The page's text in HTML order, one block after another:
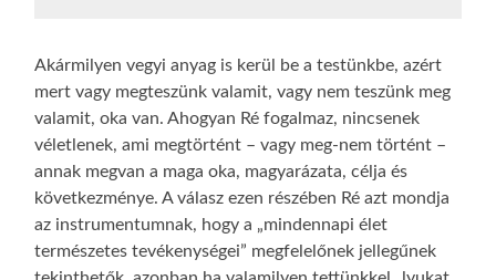
Akármilyen vegyi anyag is kerül be a testünkbe, azért
mert vagy megteszünk valamit, vagy nem teszünk meg
valamit, oka van. Ahogyan Ré fogalmaz, nincsenek
véletlenek, ami megtörtént – vagy meg-nem történt –
annak megvan a maga oka, magyarázata, célja és
következménye. A válasz ezen részében Ré azt mondja
az instrumentumnak, hogy a „mindennapi élet
természetes tevékenységei” megfelelőnek jellegűnek